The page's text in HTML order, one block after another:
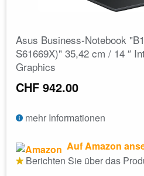
Asus Business-Notebook
S61669X)" 35,42 cm / 14 ″
Graphics
CHF 942.00
mehr Informationen
Auf Amazon
Berichten Sie über das